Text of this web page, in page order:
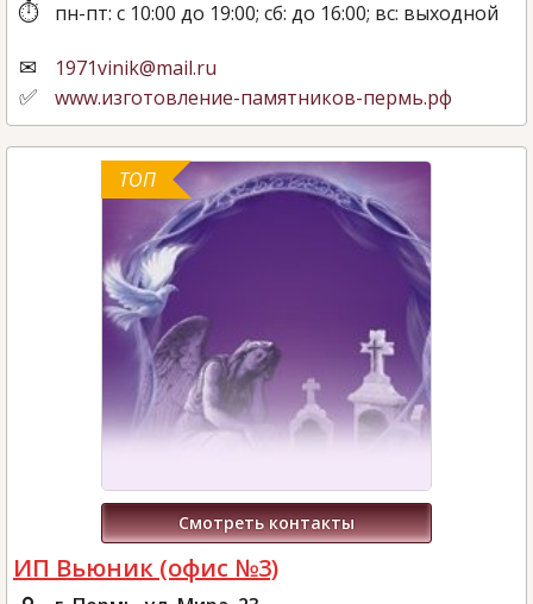
пн-пт: с 10:00 до 19:00; сб: до 16:00; вс: выходной
1971vinik@mail.ru
www.изготовление-памятников-пермь.рф
ТОП
Смотреть контакты
ИП Вьюник (офис №3)